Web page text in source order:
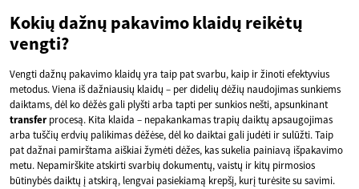
Kokių dažnų pakavimo klaidų reikėtų
vengti?
Vengti dažnų pakavimo klaidų yra taip pat svarbu, kaip ir žinoti efektyvius
metodus. Viena iš dažniausių klaidų – per didelių dėžių naudojimas sunkiems
daiktams, dėl ko dėžės gali plyšti arba tapti per sunkios nešti, apsunkinant
transfer procesą. Kita klaida – nepakankamas trapių daiktų apsaugojimas
arba tuščių erdvių palikimas dėžėse, dėl ko daiktai gali judėti ir sulūžti. Taip
pat dažnai pamirštama aiškiai žymėti dėžes, kas sukelia painiavą išpakavimo
metu. Nepamirškite atskirti svarbių dokumentų, vaistų ir kitų pirmosios
būtinybės daiktų į atskirą, lengvai pasiekiamą krepšį, kurį turėsite su savimi.